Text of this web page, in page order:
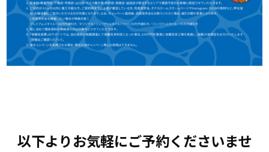
以下よりお気軽にご予約くださいませ